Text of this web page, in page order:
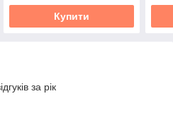
Купити
за рік